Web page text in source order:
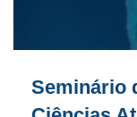
Seminário